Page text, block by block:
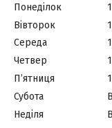
Понеділок
Вівторок
Середа
Четвер
Пʼятниця
Субота
Неділя